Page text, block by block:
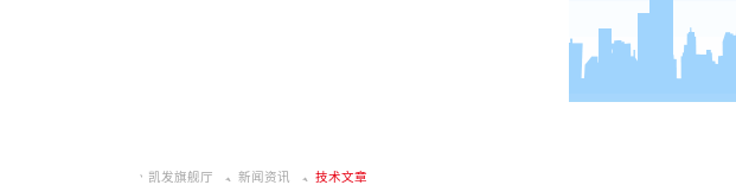
凯发旗舰厅 新闻资讯 技术文章